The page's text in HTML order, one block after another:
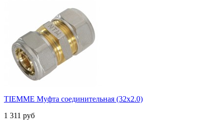
TIEMME Муфта соединительная (32х2.0)
1 311 руб